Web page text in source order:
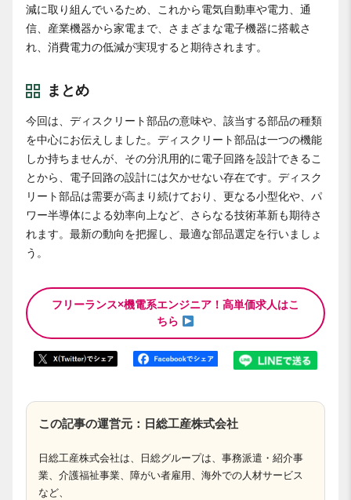
減に取り組んでいるため、これから電気自動車や電力、通
信、産業機器から家電まで、さまざまな電子機器に搭載さ
れ、消費電力の低減が実現すると期待されます。
まとめ
今回は、ディスクリート部品の意味や、該当する部品の種類
を中心にお伝えしました。ディスクリート部品は一つの機能
しか持ちませんが、その分汎用的に電子回路を設計できるこ
とから、電子回路の設計には欠かせない存在です。ディスク
リート部品は需要が高まり続けており、更なる小型化や、パ
ワー半導体による効率向上など、さらなる技術革新も期待さ
れます。最新の動向を把握し、最適な部品選定を行いましょ
う。
フリーランス×機電系エンジニア！高単価求人はこ
ちら
この記事の運営元：日総工産株式会社
日総工産株式会社は、日総グループは、事務派遣・紹介事
業、介護福祉事業、障がい者雇用、海外での人材サービス
など、